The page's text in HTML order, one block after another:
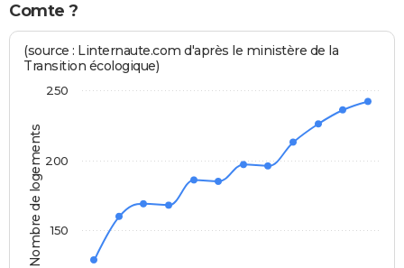
Comte ?
Nombre de logements
(source : Linternaute.com d'après le ministère de la
Transition écologique)
150
200
250